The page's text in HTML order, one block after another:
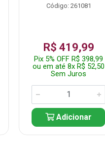
Código: 261081
R$ 419,99
Pix 5% OFF R$ 398,99
ou em até 8x R$ 52,50
Sem Juros
Adicionar